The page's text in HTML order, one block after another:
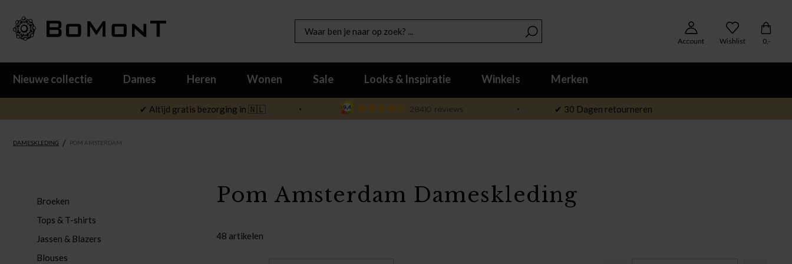
Account Wishlist 0,-
Nieuwe collectie Dames Heren Wonen Sale Looks & Inspiratie Winkels Merken
✔ Altijd gratis bezorging in 🇳🇱 ✔ 30 Dagen retourneren
DAMESKLEDING / POM AMSTERDAM
Broeken
Tops & T-shirts
Jassen & Blazers
Blouses
Pom Amsterdam Dameskleding
48 artikelen